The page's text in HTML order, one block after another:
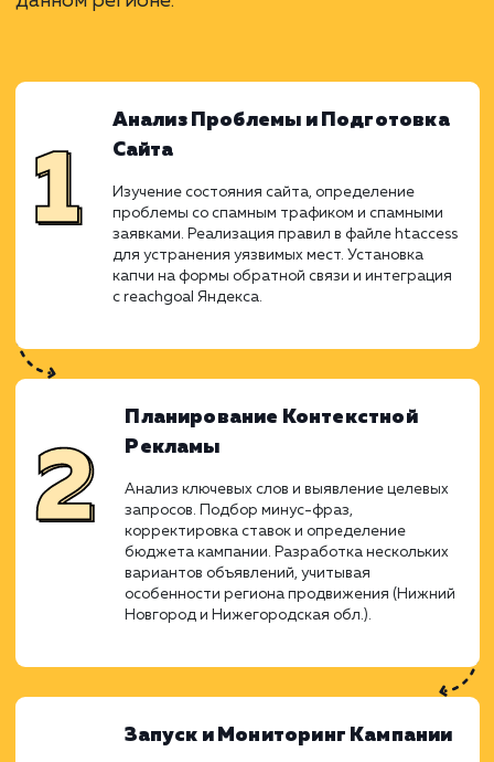
тщательный анализ и выявлены уязвимые
на сайте, которые удалось
помощью специализированных
После этого начался этап подготовки и
контекстной рекламы в
акцентом на точное целевое
корректировку ставок. Совместными
сайта, но и преобразовать каждый
потенциальную сделку, работая
качественным и продуманным
чтобы удовлетворить потребности
данном регионе.
Анализ Проблемы и
Изучение состояния сайта, определение
проблемы со спамным трафиком и спамными
заявками. Реализация правил в файле